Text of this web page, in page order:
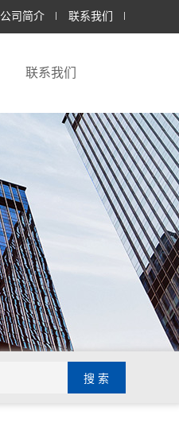
公司简介 联系我们
联系我们